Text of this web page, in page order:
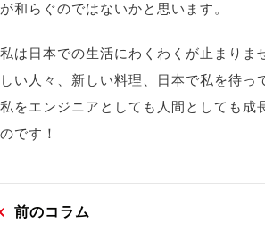
が和らぐのではないかと思います。
私は日本での生活にわくわくが止まりま
しい人々、新しい料理
日本で私を待っ
私をエンジニアとしても人間としても成
のです！
前のコラム